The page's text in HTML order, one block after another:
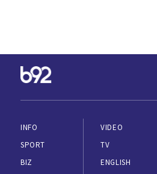
INFO
SPORT
BIZ
VIDEO
TV
ENGLISH